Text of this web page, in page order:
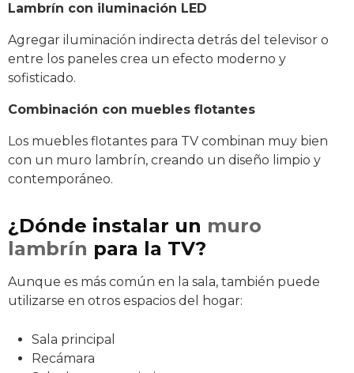
Lambrín con iluminación LED
Agregar iluminación indirecta detrás del televisor o
entre los paneles crea un efecto moderno y
sofisticado.
Combinación con muebles flotantes
Los muebles flotantes para TV combinan muy bien
con un muro lambrín, creando un diseño limpio y
contemporáneo.
¿Dónde instalar un muro
lambrín para la TV?
Aunque es más común en la sala, también puede
utilizarse en otros espacios del hogar:
Sala principal
Recámara